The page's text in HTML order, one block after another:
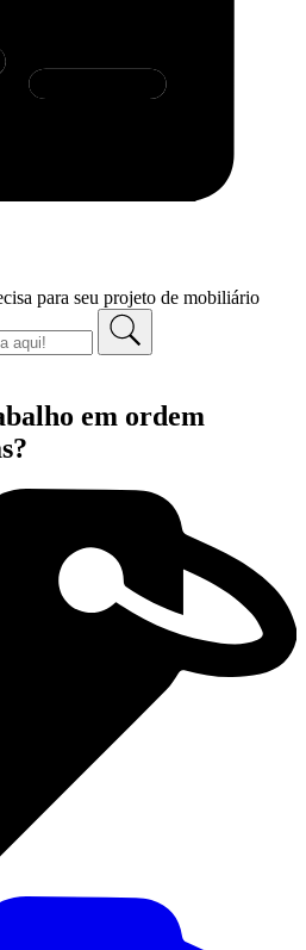
para seu projeto de mobiliário
em ordem